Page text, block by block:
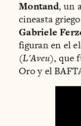
Montand, un
cineasta
Gabriele
figuran en el
(L'Aveu), que
Oro y el